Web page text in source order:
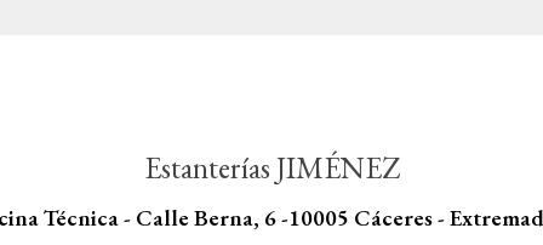
Estanterías JIMÉNEZ
Técnica - Calle Berna, 6 -10005 Cáceres -